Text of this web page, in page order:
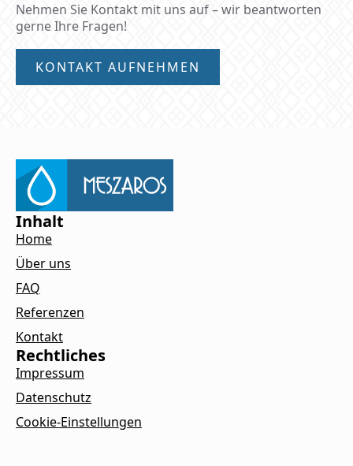
Nehmen Sie Kontakt mit uns auf – wir beantworten
gerne Ihre Fragen!
KONTAKT AUFNEHMEN
Inhalt
Home
Über uns
FAQ
Referenzen
Kontakt
Rechtliches
Impressum
Datenschutz
Cookie-Einstellungen